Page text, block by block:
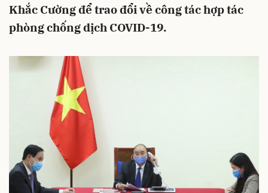
Khắc Cường để trao đổi về công tác hợp tác
phòng chống dịch COVID-19.